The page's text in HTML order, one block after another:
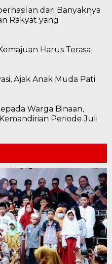
dari Banyaknya
Rakyat yang
Harus Terasa
Ajak Anak Muda Pati
Warga Binaan,
Periode Juli